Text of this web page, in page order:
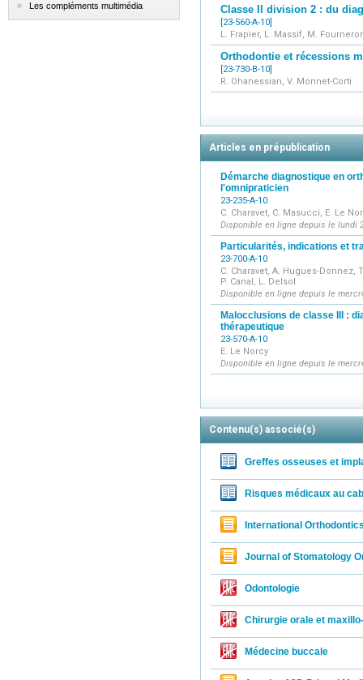
Les compléments multimédia Classe II division 2 : du
[23-560-A-10]
L. Frapier, L. Massif, M.
Orthodontie et récessions
[23-730-B-10]
R. Ohanessian, V. Monnet-Corti
Articles en prépublication
Démarche diagnostique en
l'omnipraticien
23-235-A-10
C. Charavet, C. Masucci, E. Le
Disponible en ligne depuis le lundi
Particularités, indications et
23-700-A-10
C. Charavet, A. Hugues-Donnez,
P. Canal, L. Delsol
Disponible en ligne depuis le
Malocclusions de classe III :
thérapeutique
23-570-A-10
E. Le Norcy
Disponible en ligne depuis le
Contenu(s) associé(s)
Greffes osseuses et
Risques médicaux au
International
Journal of Stomatology
Odontologie
Chirurgie orale et
Médecine buccale